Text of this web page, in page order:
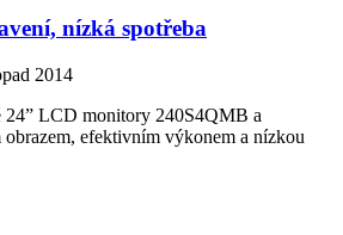
nízká spotřeba
2014
24” LCD monitory 240S4QMB a
efektivním výkonem a nízkou